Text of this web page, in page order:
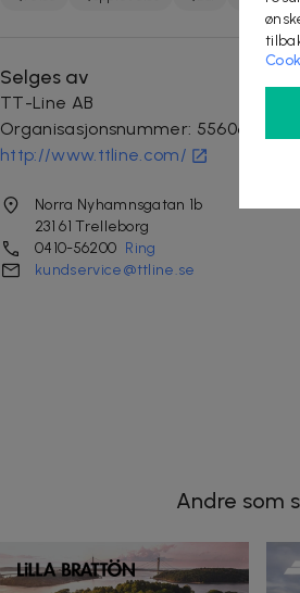
Selges av
TT-Line AB
Organisasjonsnummer: 556063-7828
http://www.ttline.com/
Norra Nyhamnsgatan 1b
231 61 Trelleborg
0410-56200 Ring
kundservice@ttline.se
Andre som